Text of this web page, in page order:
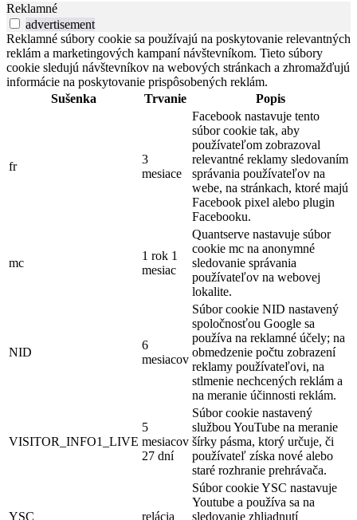
Reklamné
advertisement
Reklamné súbory cookie sa používajú na poskytovanie relevantných
reklám a marketingových kampaní návštevníkom. Tieto súbory
cookie sledujú návštevníkov na webových stránkach a zhromažďujú
informácie na poskytovanie prispôsobených reklám.
Sušenka
Trvanie Popis
fr
3
mesiace
Facebook nastavuje tento
súbor cookie tak, aby
používateľom zobrazoval
relevantné reklamy sledovaním
správania používateľov na
webe, na stránkach, ktoré majú
Facebook pixel alebo plugin
Facebooku.
mc
1 rok 1
mesiac
Quantserve nastavuje súbor
cookie mc na anonymné
sledovanie správania
používateľov na webovej
lokalite.
NID
6
mesiacov
Súbor cookie NID nastavený
spoločnosťou Google sa
používa na reklamné účely; na
obmedzenie počtu zobrazení
reklamy používateľovi, na
stlmenie nechcených reklám a
na meranie účinnosti reklám.
VISITOR_INFO1_LIVE
5
mesiacov
27 dní
Súbor cookie nastavený
službou YouTube na meranie
šírky pásma, ktorý určuje, či
používateľ získa nové alebo
staré rozhranie prehrávača.
YSC relácia
Súbor cookie YSC nastavuje
Youtube a používa sa na
sledovanie zhliadnutí